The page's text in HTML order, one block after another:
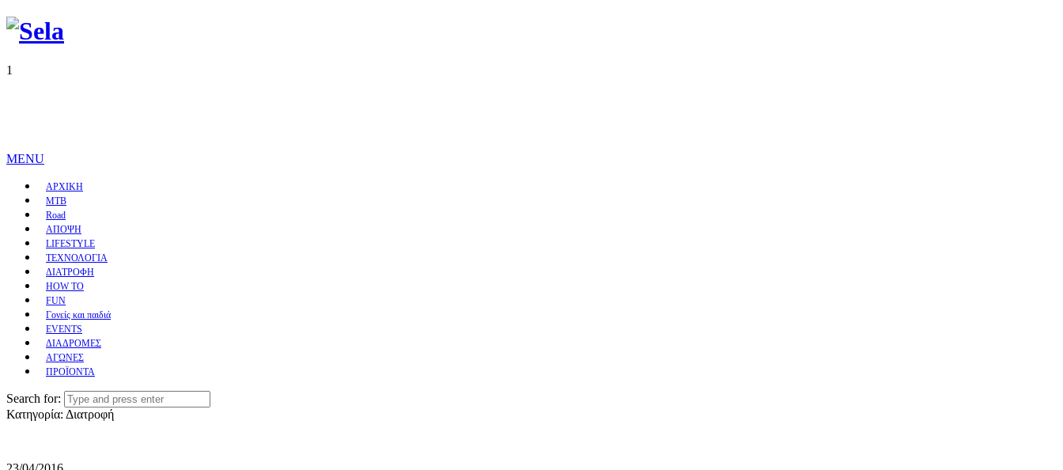
1
MENU
ΑΡΧΙΚΗ
MTB
Road
ΑΠΟΨΗ
LIFESTYLE
ΤΕΧΝΟΛΟΓΙΑ
ΔΙΑΤΡΟΦΗ
HOW TO
FUN
Γονείς και παιδιά
EVENTS
ΔΙΑΔΡΟΜΕΣ
ΑΓΩΝΕΣ
ΠΡΟΪΟΝΤΑ
Search for:
Κατηγορία: Διατροφή